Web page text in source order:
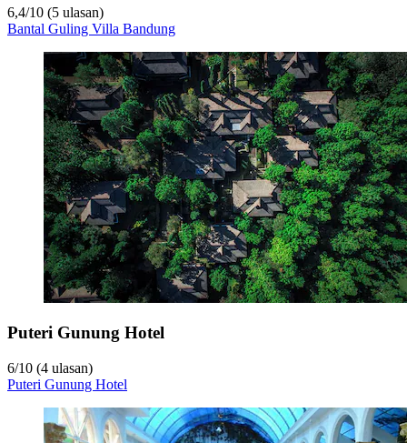
6,4/10 (5 ulasan)
Bantal Guling Villa Bandung
Puteri Gunung Hotel
6/10 (4 ulasan)
Puteri Gunung Hotel